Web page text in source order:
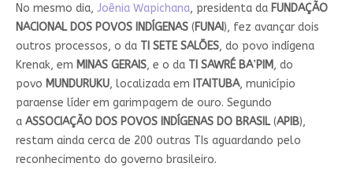
No mesmo dia, Joênia Wapichana, presidenta da FUNDAÇÃO
NACIONAL DOS POVOS INDÍGENAS (FUNAI), fez avançar dois
outros processos, o da TI SETE SALÕES, do povo indígena
Krenak, em MINAS GERAIS, e o da TI SAWRÉ BA’PIM, do
povo MUNDURUKU, localizada em ITAITUBA, município
paraense líder em garimpagem de ouro. Segundo
a ASSOCIAÇÃO DOS POVOS INDÍGENAS DO BRASIL (APIB),
restam ainda cerca de 200 outras TIs aguardando pelo
reconhecimento do governo brasileiro.